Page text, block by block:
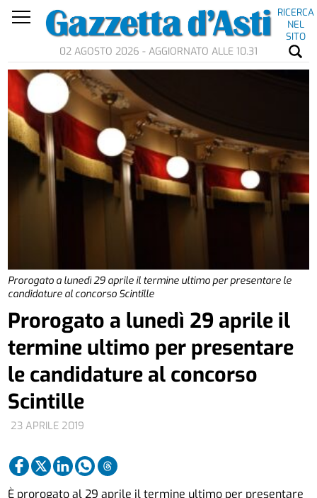
RICERCA
NEL
SITO
02 AGOSTO 2026 - AGGIORNATO ALLE 10.31
Prorogato a lunedì 29 aprile il termine ultimo per presentare le
candidature al concorso Scintille
23 APRILE 2019
Prorogato a lunedì 29 aprile il
termine ultimo per presentare
le candidature al concorso
Scintille
È prorogato al 29 aprile il termine ultimo per presentare